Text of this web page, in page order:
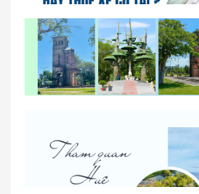
So sánh thuê xe tự lái và thuê
Nhà Xe Con Voi – Dịch Vụ Cho
Sân Bay Phú Bài Đi Thánh Địa